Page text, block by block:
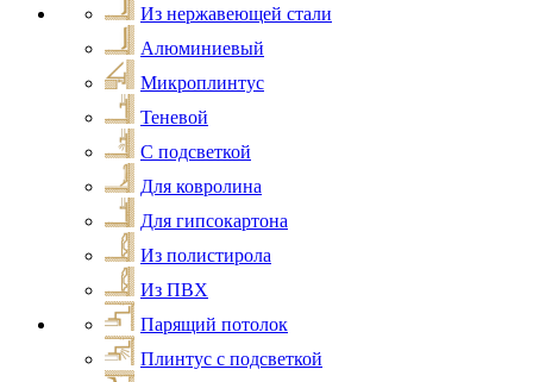
Из нержавеющей стали
Алюминиевый
Микроплинтус
Теневой
С подсветкой
Для ковролина
Для гипсокартона
Из полистирола
Из ПВХ
Парящий потолок
Плинтус с подсветкой